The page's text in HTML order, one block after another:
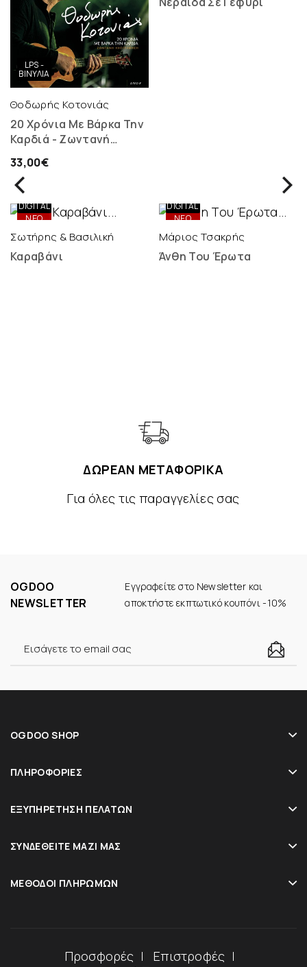
LPS -
ΒΙΝΎΛΙΑ
Θοδωρής Κοτονιάς
20 Χρόνια Με Βάρκα Την
Καρδιά - Ζωντανή
33,00€
ΝΕΟ
ONLY
DIGITAL
Σωτήρης & Βασιλική
Καραβάνι
ΝΕΟ
DIGITAL
Μάριος Τσακρής
Άνθη Του Έρωτα
ΔΩΡΕΑΝ ΜΕΤΑΦΟΡΙΚΑ
Για όλες τις παραγγελίες σας
OGDOO
NEWSLETTER
Εγγραφείτε στο Newsletter και
αποκτήστε εκπτωτικό κουπόνι -10%
OGDOO SHOP
ΠΛΗΡΟΦΟΡΊΕΣ
ΕΞΥΠΗΡΈΤΗΣΗ ΠΕΛΑΤΏΝ
ΣΥΝΔΕΘΕΊΤΕ ΜΑΖΊ ΜΑΣ
ΜΈΘΟΔΟΙ ΠΛΗΡΩΜΏΝ
Προσφορές
Επιστροφές